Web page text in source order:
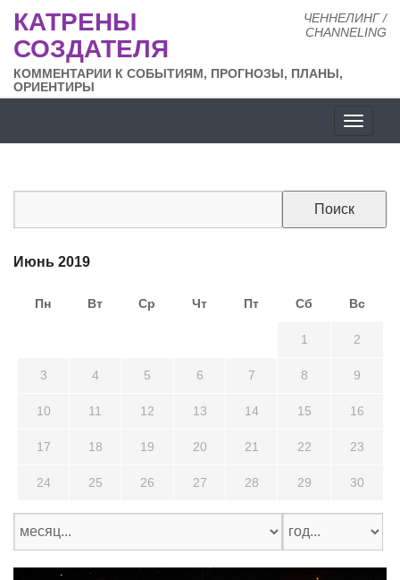
ЧЕННЕЛИНГ /
CHANNELING
КАТРЕНЫ
СОЗДАТЕЛЯ
КОММЕНТАРИИ К СОБЫТИЯМ, ПРОГНОЗЫ, ПЛАНЫ,
ОРИЕНТИРЫ
сайта
Июнь 2019
Пн Вт Ср Чт Пт Сб Вс
1 2
3 4 5 6 7 8 9
10 11 12 13 14 15 16
17 18 19 20 21 22 23
24 25 26 27 28 29 30